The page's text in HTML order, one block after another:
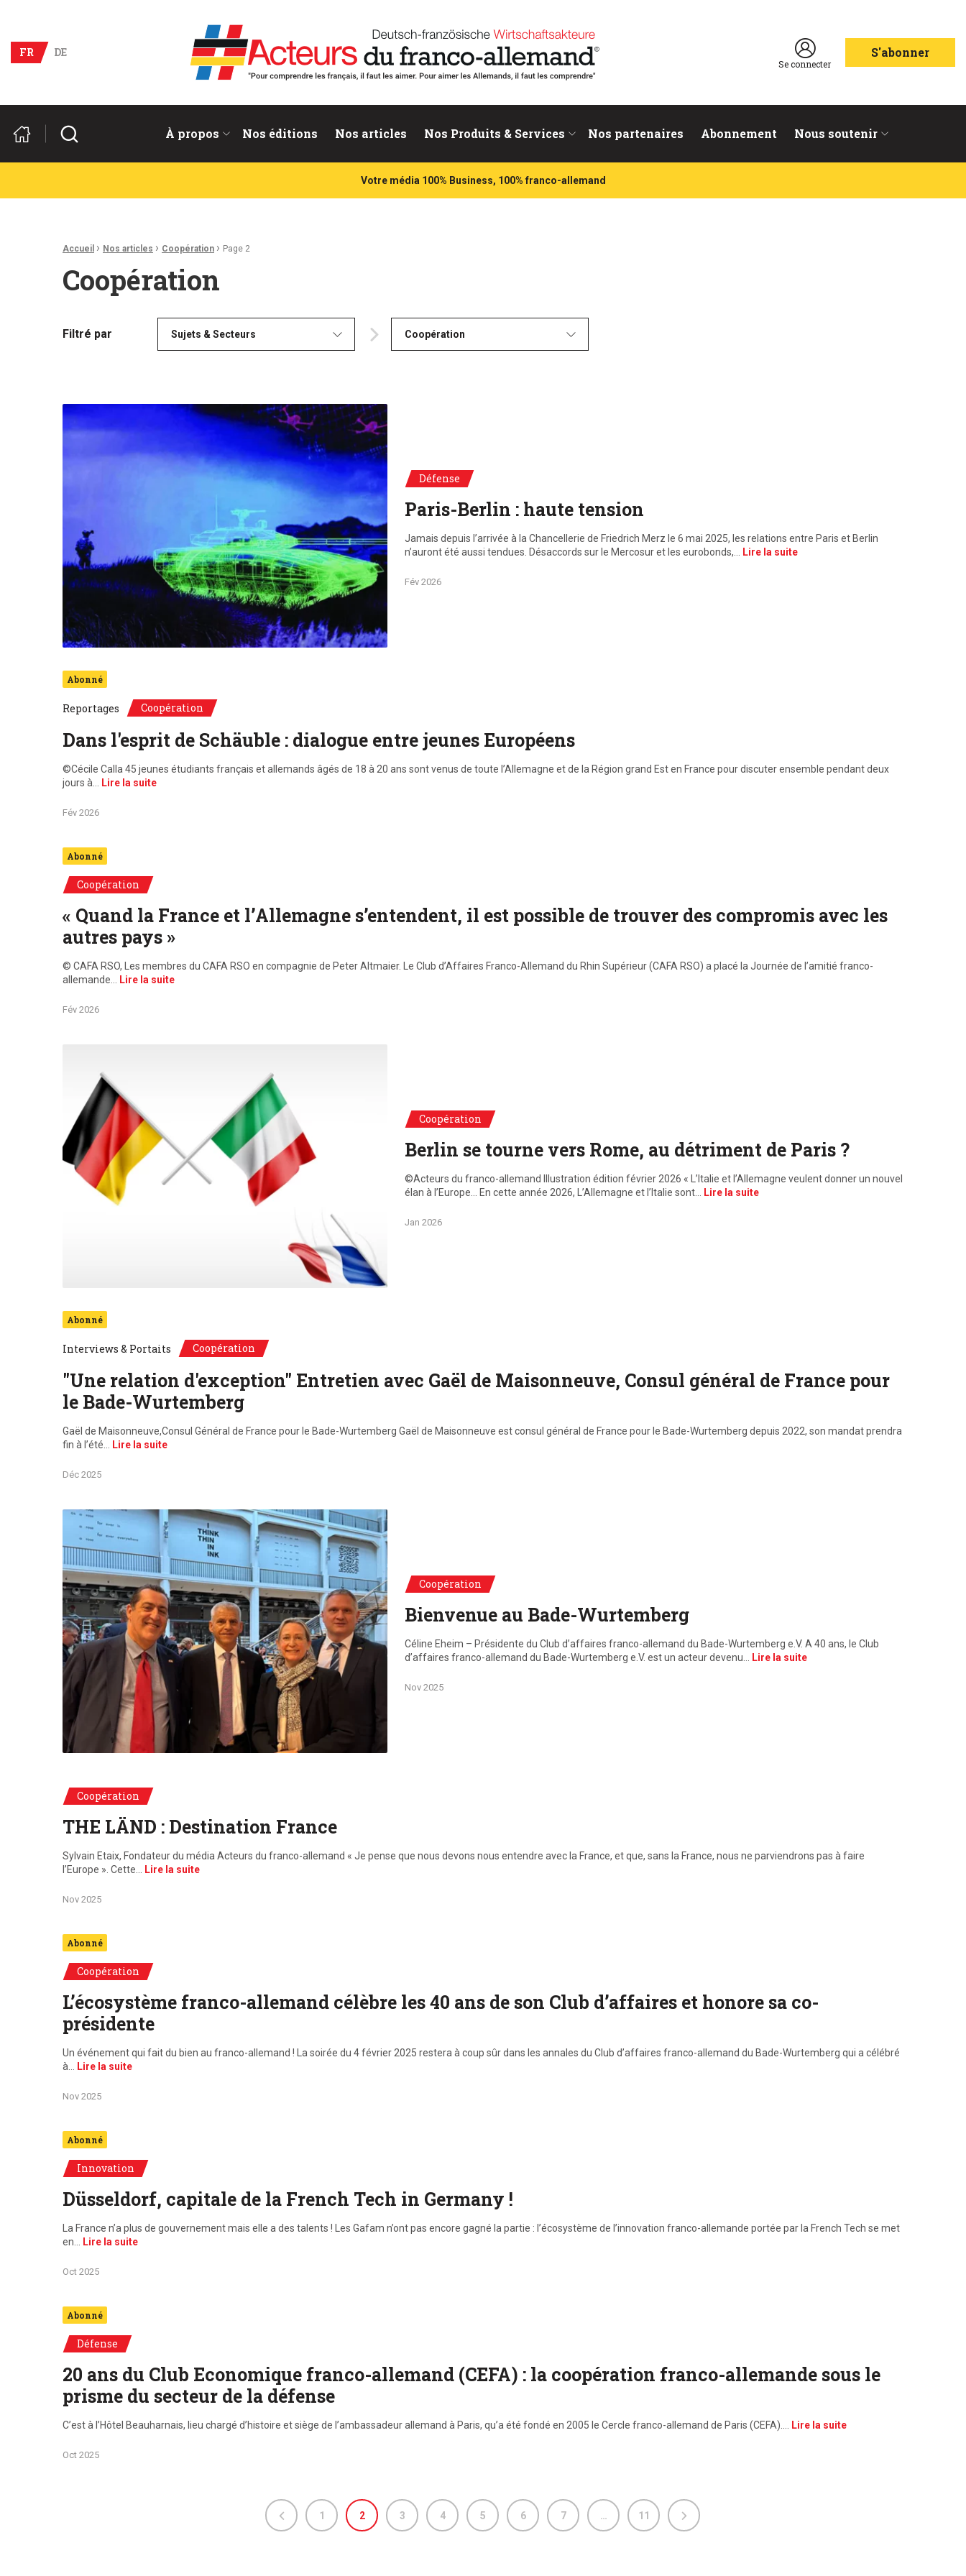
Acteurs du franco-allemand
FR
DE
Se connecter
S'abonner
À propos Nos éditions Nos articles Nos Produits & Services Nos partenaires Abonnement Nous soutenir
Rechercher
Votre média 100% Business, 100% franco-allemand
Fil d'Ariane :
Accueil › Nos articles › Coopération › Page 2
Coopération
Filtré par Sujets & Secteurs Coopération
Couverture édition HS Mars 2026
Défense
Paris-Berlin : haute tension
Jamais depuis l’arrivée à la Chancellerie de Friedrich Merz le 6 mai 2025, les relations entre Paris et Berlin
n’auront été aussi tendues. Désaccords sur le Mercosur et les eurobonds,… Lire la suite
Fév 2026
Abonné
Reportages Coopération
Dans l'esprit de Schäuble : dialogue entre jeunes Européens
©Cécile Calla 45 jeunes étudiants français et allemands âgés de 18 à 20 ans sont venus de toute l’Allemagne et de la Région grand Est en France pour discuter ensemble pendant deux
jours à…
Lire la suite
Fév 2026
Abonné
Coopération
« Quand la France et l’Allemagne s’entendent, il est possible de trouver des compromis avec les
autres pays »
© CAFA RSO, Les membres du CAFA RSO en compagnie de Peter Altmaier. Le Club d’Affaires Franco-Allemand du Rhin Supérieur (CAFA RSO) a placé la Journée de l’amitié franco-
allemande…
Lire la suite
Fév 2026
Coopération
Berlin se tourne vers Rome, au détriment de Paris ?
©Acteurs du franco-allemand Illustration édition février 2026 « L’Italie et l’Allemagne veulent donner un nouvel
élan à l’Europe… En cette année 2026, L’Allemagne et l’Italie sont…
Lire la suite
Jan 2026
Abonné
Interviews & Portaits Coopération
"Une relation d'exception" Entretien avec Gaël de Maisonneuve, Consul général de France pour
le Bade-Wurtemberg
Gaël de Maisonneuve,Consul Général de France pour le Bade-Wurtemberg Gaël de Maisonneuve est consul général de France pour le Bade-Wurtemberg depuis 2022, son mandat prendra
fin à l’été… Lire la suite
Déc 2025
De g. à d. : Gaël de Maisonneuve, Dr.Patrick Rapp, Celine Eheim, Jörg Luft
Coopération
Bienvenue au Bade-Wurtemberg
Céline Eheim – Présidente du Club d’affaires franco-allemand du Bade-Wurtemberg e.V. A 40 ans, le Club
d’affaires franco-allemand du Bade-Wurtemberg e.V. est un acteur devenu…
Lire la suite
Nov 2025
Coopération
THE LÄND : Destination France
Sylvain Etaix, Fondateur du média Acteurs du franco-allemand « Je pense que nous devons nous entendre avec la France, et que, sans la France, nous ne parviendrons pas à faire
l’Europe ». Cette… Lire la suite
Nov 2025
Abonné
Coopération
L’écosystème franco-allemand célèbre les 40 ans de son Club d’affaires et honore sa co-
présidente
Un événement qui fait du bien au franco-allemand ! La soirée du 4 février 2025 restera à coup sûr dans les annales du Club d’affaires franco-allemand du Bade-Wurtemberg qui a célébré
à… Lire la suite
Nov 2025
Abonné
Innovation
Düsseldorf, capitale de la French Tech in Germany !
La France n’a plus de gouvernement mais elle a des talents ! Les Gafam n’ont pas encore gagné la partie : l’écosystème de l’innovation franco-allemande portée par la French Tech se met
en… Lire la suite
Oct 2025
Abonné
Défense
20 ans du Club Economique franco-allemand (CEFA) : la coopération franco-allemande sous le
prisme du secteur de la défense
C’est à l’Hôtel Beauharnais, lieu chargé d’histoire et siège de l’ambassadeur allemand à Paris, qu’a été fondé en 2005 le Cercle franco-allemand de Paris (CEFA).… Lire la suite
Oct 2025
1 2 3 4 5 6 7 … 11